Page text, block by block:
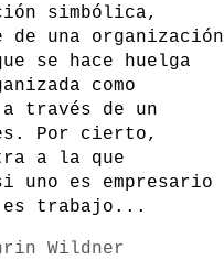
simbólica,
una organización
se hace huelga
como
través de un
Por cierto,
a la que
uno es empresario
es trabajo...
Wildner